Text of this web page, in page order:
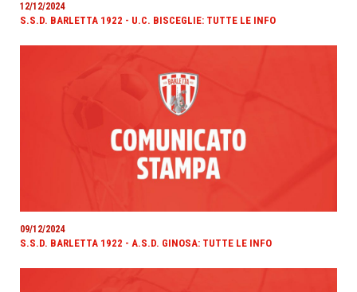
12/12/2024
S.S.D. BARLETTA 1922 - U.C. BISCEGLIE: TUTTE LE INFO
09/12/2024
S.S.D. BARLETTA 1922 - A.S.D. GINOSA: TUTTE LE INFO